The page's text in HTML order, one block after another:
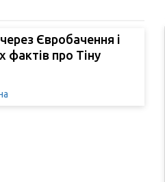
Євробачення і
фактів про Тіну